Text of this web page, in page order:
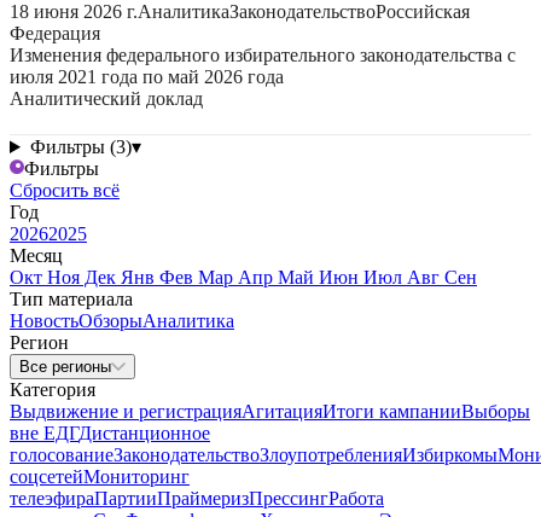
18 июня 2026 г.АналитикаЗаконодательствоРоссийская
Федерация
Изменения федерального избирательного законодательства с
июля 2021 года по май 2026 года
Аналитический доклад
Фильтры (3)▾
Фильтры
Сбросить всё
Год
20262025
Месяц
Окт Ноя Дек Янв Фев Мар Апр Май Июн Июл Авг Сен
Тип материала
НовостьОбзорыАналитика
Регион
Все регионы
Категория
Выдвижение и регистрацияАгитацияИтоги кампанииВыборы
вне ЕДГДистанционное
голосованиеЗаконодательствоЗлоупотребленияИзбиркомы
соцсетейМониторинг
телеэфираПартииПраймеризПрессингРабота